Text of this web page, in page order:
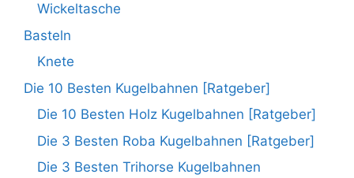
Wickeltasche
Basteln
Knete
Die 10 Besten Kugelbahnen [Ratgeber]
Die 10 Besten Holz Kugelbahnen [Ratgeber]
Die 3 Besten Roba Kugelbahnen [Ratgeber]
Die 3 Besten Trihorse Kugelbahnen